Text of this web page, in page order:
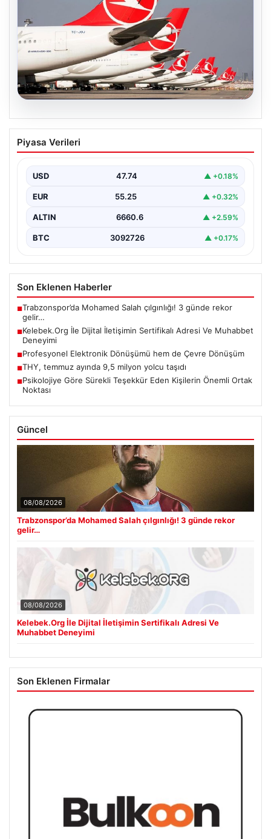
07.08.2026
THY, temmuz ayında 9,5 milyon yolcu
taşıdı
Piyasa Verileri
USD 47.74 ▲ +0.18%
EUR 55.25 ▲ +0.32%
ALTIN 6660.6 ▲ +2.59%
BTC 3092726 ▲ +0.17%
Son Eklenen Haberler
■Trabzonspor’da Mohamed Salah çılgınlığı! 3 günde rekor
gelir…
■Kelebek.Org İle Dijital İletişimin Sertifikalı Adresi Ve Muhabbet
Deneyimi
■Profesyonel Elektronik Dönüşümü hem de Çevre Dönüşüm
■THY, temmuz ayında 9,5 milyon yolcu taşıdı
■Psikolojiye Göre Sürekli Teşekkür Eden Kişilerin Önemli Ortak
Noktası
Güncel
08/08/2026
Trabzonspor’da Mohamed Salah çılgınlığı! 3 günde rekor
gelir…
08/08/2026
Kelebek.Org İle Dijital İletişimin Sertifikalı Adresi Ve
Muhabbet Deneyimi
Son Eklenen Firmalar